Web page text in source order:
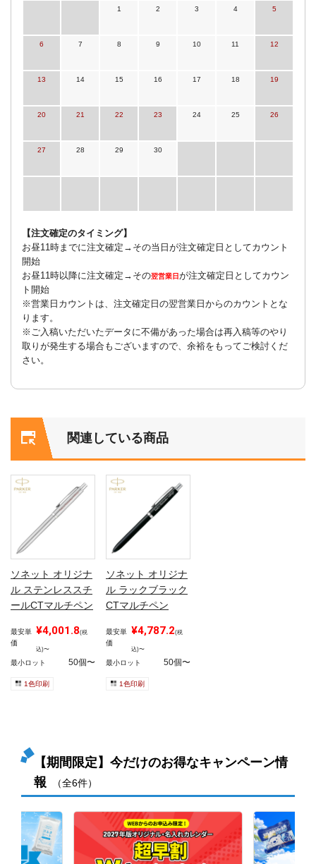
1 2 3 4 5
6 7 8 9 10 11 12
13 14 15 16 17 18 19
20 21 22 23 24 25 26
27 28 29 30
【注文確定のタイミング】
お昼11時までに注文確定→その当日が注文確定日としてカウント
開始
お昼11時以降に注文確定→その翌営業日が注文確定日としてカウン
ト開始
※営業日カウントは、注文確定日の翌営業日からのカウントとな
ります。
※ご入稿いただいたデータに不備があった場合は再入稿等のやり
取りが発生する場合もございますので、余裕をもってご検討くだ
さい。
関連している商品
ソネット オリジナ
ル ステンレススチ
ールCTマルチペン
最安単
価
¥4,001.8(税
込)〜
最小ロット 50個〜
1色印刷
ソネット オリジナ
ル ラックブラック
CTマルチペン
最安単
価
¥4,787.2(税
込)〜
最小ロット 50個〜
1色印刷
【期間限定】今だけのお得なキャンペーン情
報
（全6件）